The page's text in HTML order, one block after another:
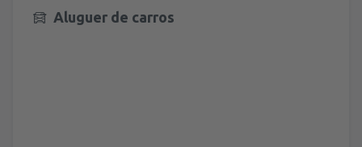
Aluguer de carros